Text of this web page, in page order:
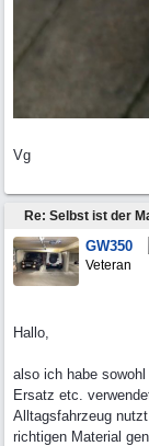
Vg
GW350
Veteran
Hallo,
also ich habe
Ersatz etc.
Alltagsfahrzeug
richtigen Material